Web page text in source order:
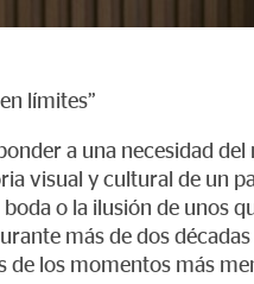
límites”
a una necesidad
visual y cultural de un
o la ilusión de unos
más de dos
de los momentos más